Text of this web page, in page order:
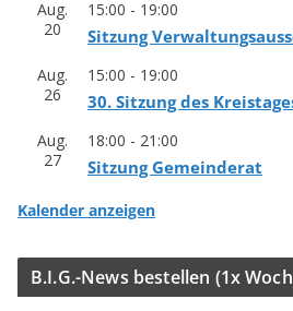
Aug.
20
15:00 - 19:00
Sit­zung
Aug.
26
15:00 - 19:00
30. Sit­zung des
Aug.
27
18:00 - 21:00
Sit­zung Gemeinderat
Kalender anzeigen
B.I.G.-News bestel­len (1x